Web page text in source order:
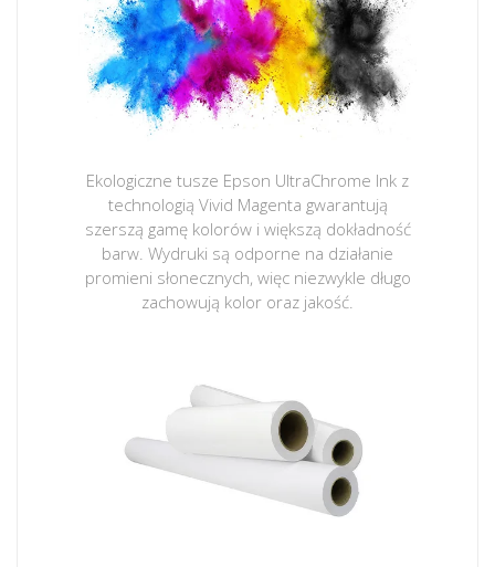
Ekologiczne tusze Epson UltraChrome Ink z
technologią Vivid Magenta gwarantują
szerszą gamę kolorów i większą dokładność
barw. Wydruki są odporne na działanie
promieni słonecznych, więc niezwykle długo
zachowują kolor oraz jakość.